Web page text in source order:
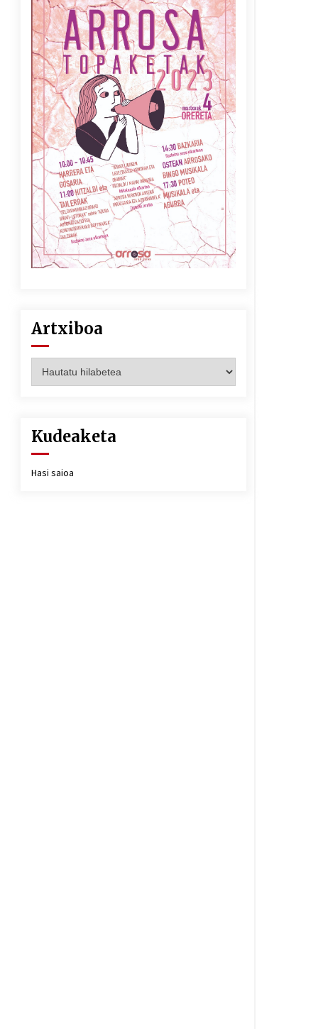
Azaroak 6 Iurretan Arrosa
sarearen IX. topaketak
2021/10/04
Berria egunkarian
elkarrizketa Arrosaren 20
urteez
2021/07/06
Arrosaren laburpen bideoa
Hamaika Telebistaren eskutik
2021/06/30
Artxiboa
Kudeaketa
Hasi saioa